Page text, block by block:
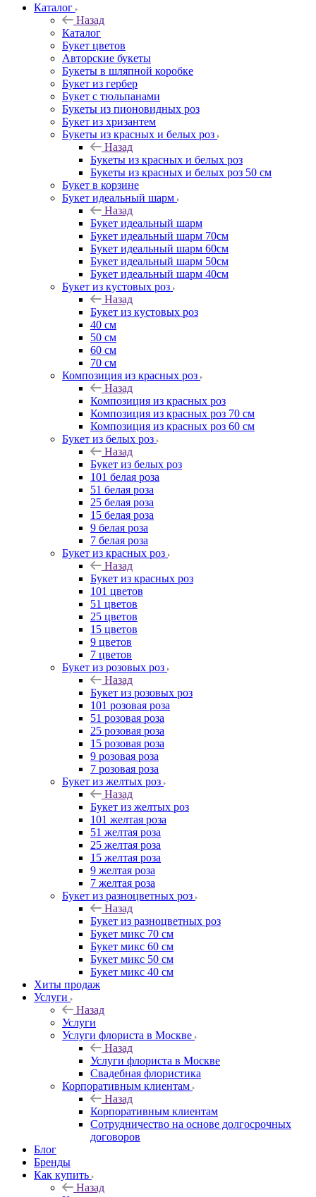
Каталог
Назад
Каталог
Букет цветов
Авторские букеты
Букеты в шляпной коробке
Букет из гербер
Букет с тюльпанами
Букеты из пионовидных роз
Букет из хризантем
Букеты из красных и белых роз
Назад
Букеты из красных и белых роз
Букеты из красных и белых роз 50 см
Букет в корзине
Букет идеальный шарм
Назад
Букет идеальный шарм
Букет идеальный шарм 70см
Букет идеальный шарм 60см
Букет идеальный шарм 50см
Букет идеальный шарм 40см
Букет из кустовых роз
Назад
Букет из кустовых роз
40 см
50 см
60 см
70 см
Композиция из красных роз
Назад
Композиция из красных роз
Композиция из красных роз 70 см
Композиция из красных роз 60 см
Букет из белых роз
Назад
Букет из белых роз
101 белая роза
51 белая роза
25 белая роза
15 белая роза
9 белая роза
7 белая роза
Букет из красных роз
Назад
Букет из красных роз
101 цветов
51 цветов
25 цветов
15 цветов
9 цветов
7 цветов
Букет из розовых роз
Назад
Букет из розовых роз
101 розовая роза
51 розовая роза
25 розовая роза
15 розовая роза
9 розовая роза
7 розовая роза
Букет из желтых роз
Назад
Букет из желтых роз
101 желтая роза
51 желтая роза
25 желтая роза
15 желтая роза
9 желтая роза
7 желтая роза
Букет из разноцветных роз
Назад
Букет из разноцветных роз
Букет микс 70 см
Букет микс 60 см
Букет микс 50 см
Букет микс 40 см
Хиты продаж
Услуги
Назад
Услуги
Услуги флориста в Москве
Назад
Услуги флориста в Москве
Свадебная флористика
Корпоративным клиентам
Назад
Корпоративным клиентам
Сотрудничество на основе долгосрочных
договоров
Блог
Бренды
Как купить
Назад